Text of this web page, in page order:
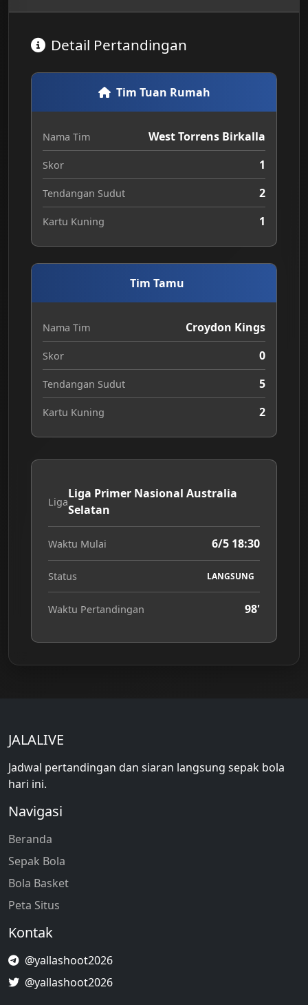
Detail Pertandingan
Tim Tuan Rumah
Nama Tim West Torrens Birkalla
Skor 1
Tendangan Sudut 2
Kartu Kuning 1
Tim Tamu
Nama Tim Croydon Kings
Skor 0
Tendangan Sudut 5
Kartu Kuning 2
Liga
Liga Primer Nasional Australia
Selatan
Waktu Mulai 6/5 18:30
Status LANGSUNG
Waktu Pertandingan 98'
JALALIVE
Jadwal pertandingan dan siaran langsung sepak bola
hari ini.
Navigasi
Beranda
Sepak Bola
Bola Basket
Peta Situs
Kontak
@yallashoot2026
@yallashoot2026